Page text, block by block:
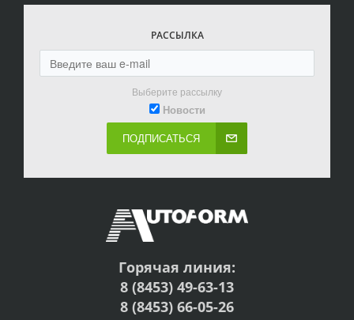
РАССЫЛКА
Выберите рассылку
Новости
ПОДПИСАТЬСЯ
Горячая линия:
8 (8453) 49-63-13
8 (8453) 66-05-26